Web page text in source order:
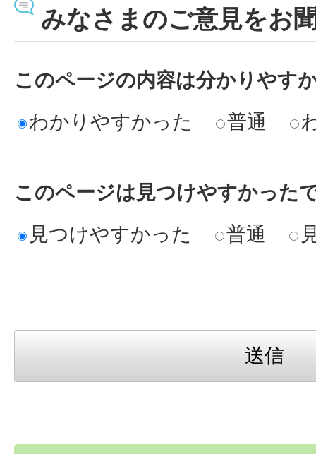
みなさまのご意見をお
このページの内容は分かりやす
わかりやすかった
普通
このページは見つけやすかった
見つけやすかった
普通